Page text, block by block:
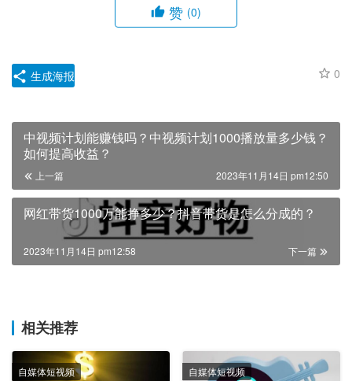
赞 (0)
0
生成海报
中视频计划能赚钱吗？中视频计划1000播放量多少钱？
如何提高收益？
上一篇 2023年11月14日 pm12:50
网红带货1000万能挣多少？抖音带货是怎么分成的？
下一篇
2023年11月14日 pm12:58
相关推荐
自媒体短视频 自媒体短视频